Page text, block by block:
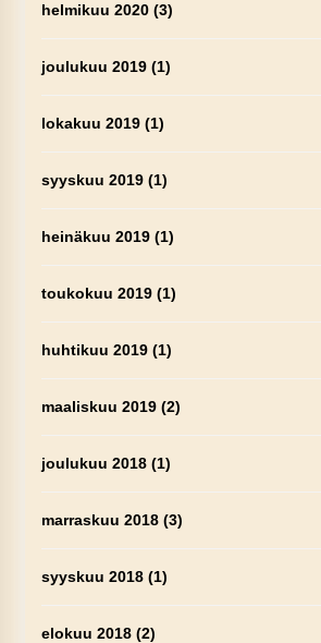
helmikuu 2020(3)
joulukuu 2019(1)
lokakuu 2019(1)
syyskuu 2019(1)
heinäkuu 2019(1)
toukokuu 2019(1)
huhtikuu 2019(1)
maaliskuu 2019(2)
joulukuu 2018(1)
marraskuu 2018(3)
syyskuu 2018(1)
elokuu 2018(2)